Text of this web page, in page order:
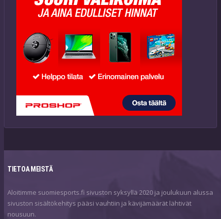
TIETOA MEISTÄ
Aloitimme suomiesports.fi sivuston syksyllä 2020 ja joulukuun alussa
sivuston sisältökehitys pääsi vauhtiin ja kävijämäärät lähtivät
nousuun.